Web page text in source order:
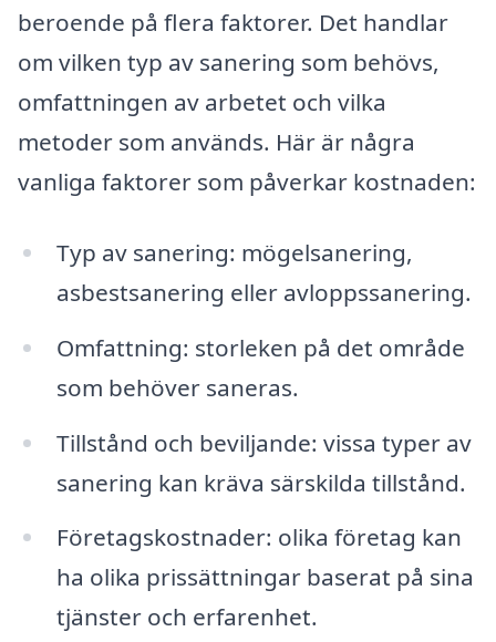
beroende på flera faktorer. Det handlar
om vilken typ av sanering som behövs,
omfattningen av arbetet och vilka
metoder som används. Här är några
vanliga faktorer som påverkar kostnaden:
Typ av sanering: mögelsanering,
asbestsanering eller avloppssanering.
Omfattning: storleken på det område
som behöver saneras.
Tillstånd och beviljande: vissa typer av
sanering kan kräva särskilda tillstånd.
Företagskostnader: olika företag kan
ha olika prissättningar baserat på sina
tjänster och erfarenhet.